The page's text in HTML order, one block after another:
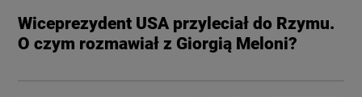
Wiceprezydent USA przyleciał do Rzymu.
O czym rozmawiał z Giorgią Meloni?